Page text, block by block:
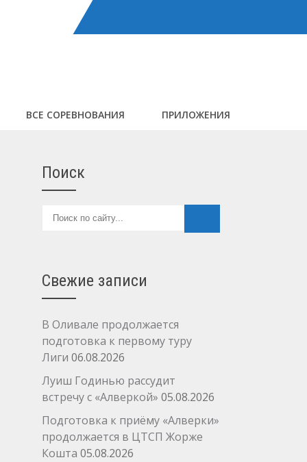
ВСЕ СОРЕВНОВАНИЯ ПРИЛОЖЕНИЯ
Поиск
Свежие записи
В Оливале продолжается
подготовка к первому туру
Лиги 06.08.2026
Луиш Годинью рассудит
встречу с «Алверкой» 05.08.2026
Подготовка к приёму «Алверки»
продолжается в ЦТСП Жорже
Кошта 05.08.2026